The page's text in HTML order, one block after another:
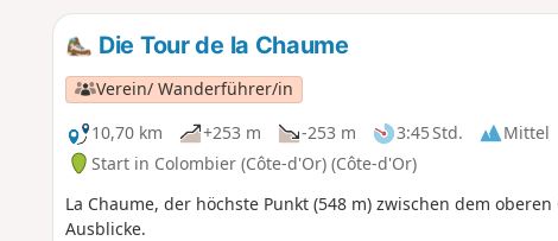
Die Tour de la Chaume
Verein/ Wanderführer/in
10,70 km
+253 m -253 m 3:45 Std.
Mittel
Start in Colombier (Côte-d'Or) (Côte-d'Or)
La Chaume, der höchste Punkt (548 m) zwischen dem
Ausblicke.